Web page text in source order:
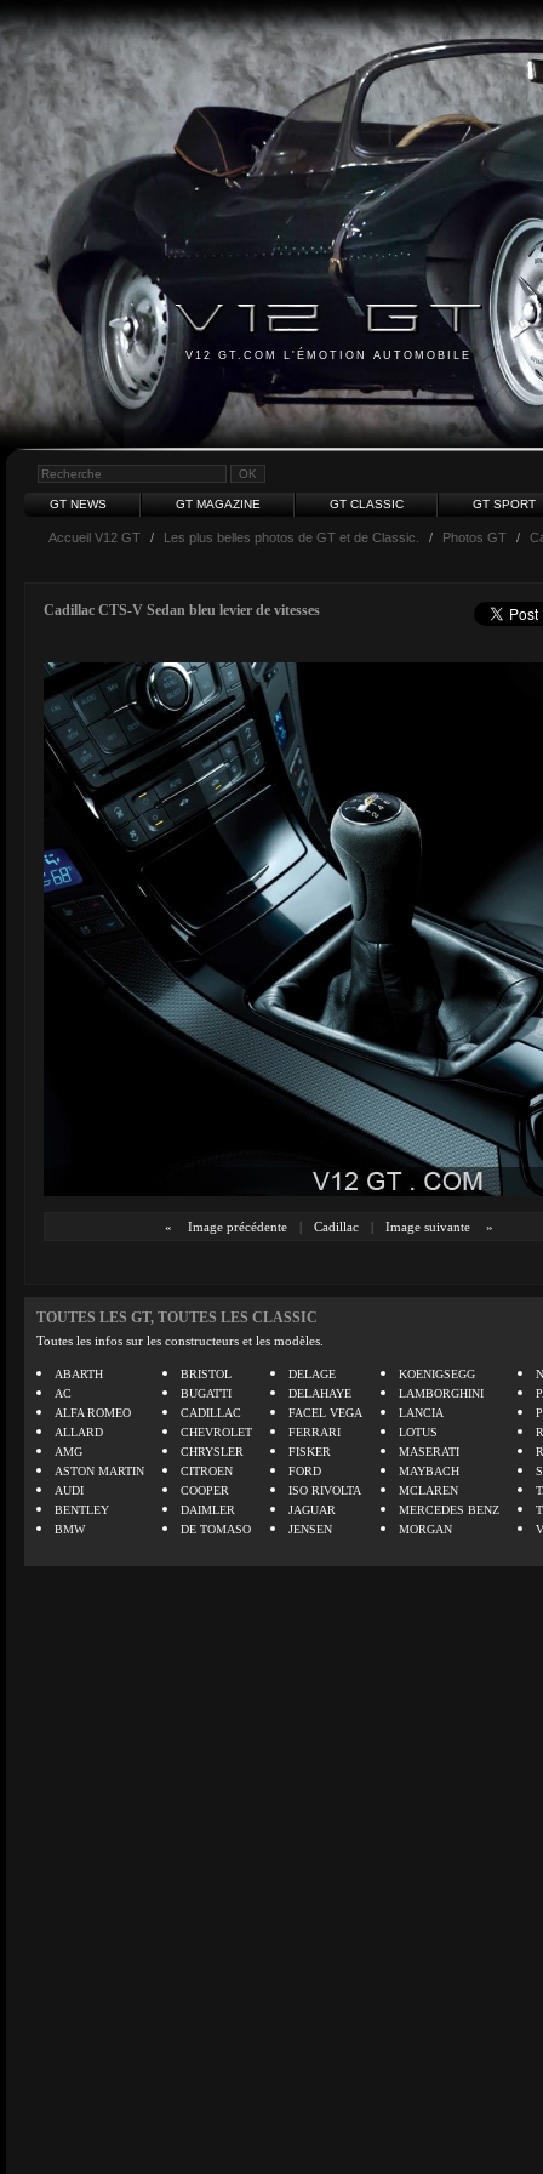
V12 GT.COM L'ÉMOTION AUTOMOBILE
GT NEWS GT MAGAZINE GT CLASSIC GT SPORT
Accueil V12 GT / Les plus belles photos de GT et de Classic. / Photos GT /
Cadillac CTS-V Sedan bleu levier de vitesses
« Image précédente | Cadillac | Image suivante »
TOUTES LES GT, TOUTES LES CLASSIC
Toutes les infos sur les constructeurs et les modèles.
ABARTH
AC
ALFA ROMEO
ALLARD
AMG
ASTON MARTIN
AUDI
BENTLEY
BMW
BRISTOL
BUGATTI
CADILLAC
CHEVROLET
CHRYSLER
CITROEN
COOPER
DAIMLER
DE TOMASO
DELAGE
DELAHAYE
FACEL VEGA
FERRARI
FISKER
FORD
ISO RIVOLTA
JAGUAR
JENSEN
KOENIGSEGG
LAMBORGHINI
LANCIA
LOTUS
MASERATI
MAYBACH
MCLAREN
MERCEDES BENZ
MORGAN